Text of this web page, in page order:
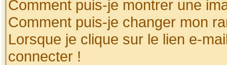
Comment puis-je montrer une
Comment puis-je changer mon
Lorsque je clique sur le lien e-
connecter !